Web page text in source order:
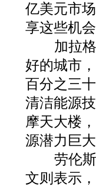
亿美元市
享这些机会
加拉格
好的城市
百分之三
清洁能源
摩天大楼
源潜力巨大
劳伦斯
文则表示